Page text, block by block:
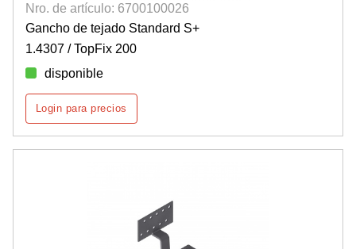
Nro. de artículo: 6700100026
Gancho de tejado Standard S+
1.4307 / TopFix 200
disponible
Login para precios